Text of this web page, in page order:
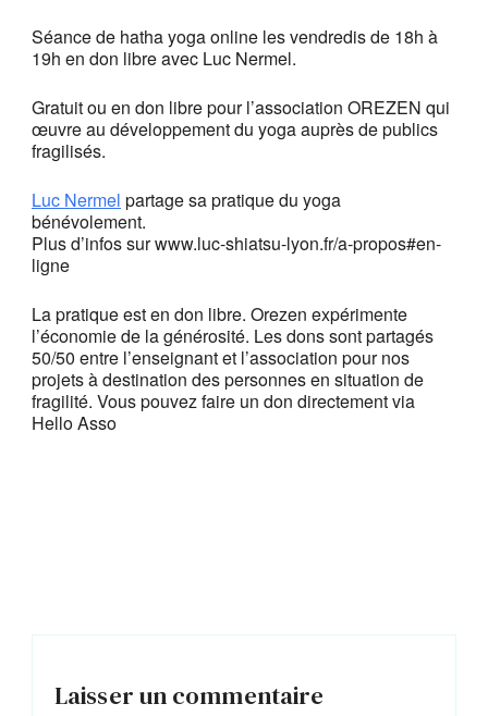
Séance de hatha yoga online les vendredis de 18h à
19h en don libre avec Luc Nermel.
Gratuit ou en don libre pour l’association OREZEN qui
œuvre au développement du yoga auprès de publics
fragilisés.
Luc Nermel partage sa pratique du yoga
bénévolement.
Plus d’infos sur www.luc-shiatsu-lyon.fr/a-propos#en-
ligne
La pratique est en don libre. Orezen expérimente
l’économie de la générosité. Les dons sont partagés
50/50 entre l’enseignant et l’association pour nos
projets à destination des personnes en situation de
fragilité. Vous pouvez faire un don directement via
Hello Asso
Laisser un commentaire